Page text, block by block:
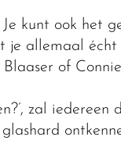
kunt ook het
je allemaal
of
zal iedereen